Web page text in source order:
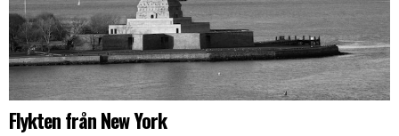
Flykten från New York